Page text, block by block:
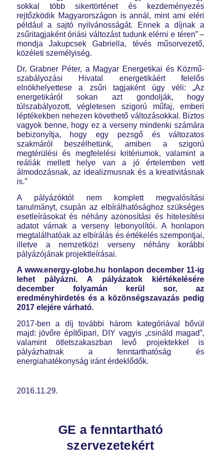
sokkal több sikertörténet és kezdeményezés
rejtőzködik Magyarországon is annál, mint ami eléri
például a sajtó nyilvánosságát. Ennek a díjnak a
zsűritagjaként óriási változást tudunk elérni e téren” –
mondja Jakupcsek Gabriella, tévés műsorvezető,
közéleti személyiség.
Dr. Grabner Péter, a Magyar Energetikai és Közmű-
szabályozási Hivatal energetikáért felelős
elnökhelyettese a zsűri tagjaként úgy véli: „Az
energetikáról sokan azt gondolják, hogy
túlszabályozott, végletesen szigorú műfaj, emberi
léptékekben nehezen követhető változásokkal. Biztos
vagyok benne, hogy ez a verseny mindenki számára
bebizonyítja, hogy egy pezsgő és változatos
szakmáról beszélhetünk, amiben a szigorú
megtérülési és megfelelési kritériumok, valamint a
reáliák mellett helye van a jó értelemben vett
álmodozásnak, az idealizmusnak és a kreativitásnak
is.”
A pályázóktól nem komplett megvalósítási
tanulmányt, csupán az elbírálhatósághoz szükséges
esetleírásokat és néhány azonosítási és hitelesítési
adatot várnak a verseny lebonyolítói. A honlapon
megtalálhatóak az elbírálás és értékelés szempontjai,
illetve a nemzetközi verseny néhány korábbi
pályázójának projektleírásai.
A www.energy-globe.hu honlapon december 11-ig
lehet pályázni. A pályázatok kiértékelésére
december folyamán kerül sor, az
eredményhirdetés és a közönségszavazás pedig
2017 elejére várható.
2017-ben a díj további három kategóriával bővül
majd: jövőre építőipari, DIY vagyis „csináld magad”,
valamint ötletszakaszban levő projektekkel is
pályázhatnak a fenntarthatóság és
energiahatékonyság iránt érdeklődők.
2016.11.29.
GE a fenntartható
szervezetekért